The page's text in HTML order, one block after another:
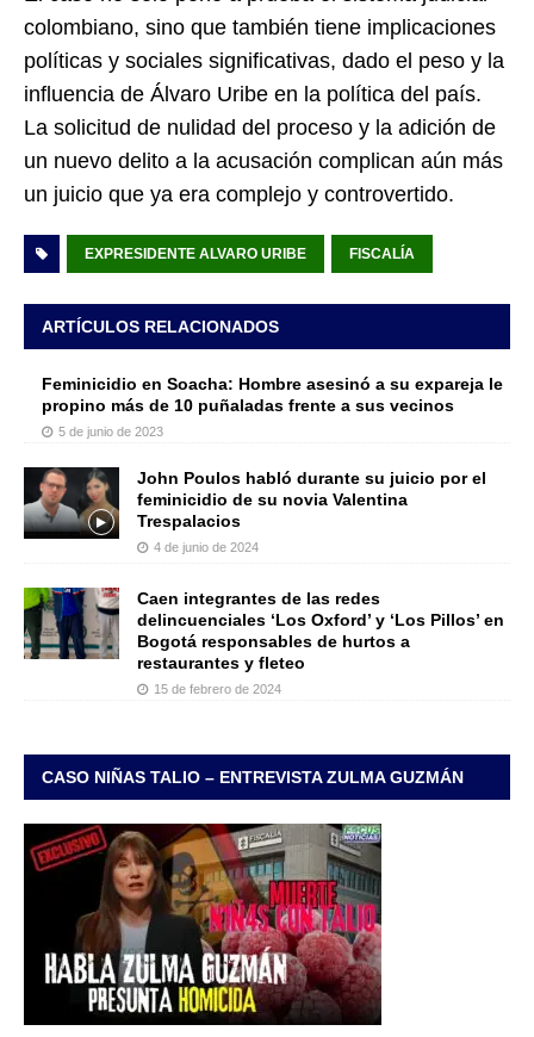
colombiano, sino que también tiene implicaciones
políticas y sociales significativas, dado el peso y la
influencia de Álvaro Uribe en la política del país.
La solicitud de nulidad del proceso y la adición de
un nuevo delito a la acusación complican aún más
un juicio que ya era complejo y controvertido.
EXPRESIDENTE ALVARO URIBE FISCALÍA
ARTÍCULOS RELACIONADOS
Feminicidio en Soacha: Hombre asesinó a su expareja le
propino más de 10 puñaladas frente a sus vecinos
5 de junio de 2023
John Poulos habló durante su juicio por el
feminicidio de su novia Valentina
Trespalacios
4 de junio de 2024
Caen integrantes de las redes
delincuenciales ‘Los Oxford’ y ‘Los Pillos’ en
Bogotá responsables de hurtos a
restaurantes y fleteo
15 de febrero de 2024
CASO NIÑAS TALIO – ENTREVISTA ZULMA GUZMÁN